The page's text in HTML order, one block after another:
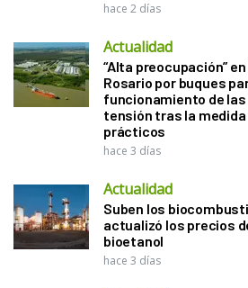
hace 2 días
Actualidad
“Alta preocupación”
Rosario por buques
funcionamiento de
tensión tras la
prácticos
hace 3 días
Actualidad
Suben los
actualizó los precios
bioetanol
hace 3 días